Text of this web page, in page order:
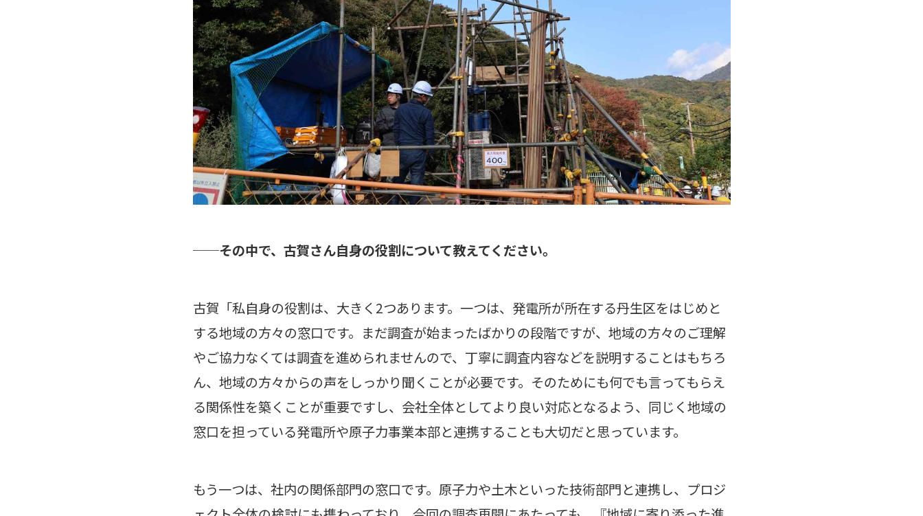
──その中で、古賀さん自身の役割について教えてください。
古賀「私自身の役割は、大きく2つあります。一つは、発電所が所在する丹生区をはじめと
する地域の方々の窓口です。まだ調査が始まったばかりの段階ですが、地域の方々のご理解
やご協力なくては調査を進められませんので、丁寧に調査内容などを説明することはもちろ
ん、地域の方々からの声をしっかり聞くことが必要です。そのためにも何でも言ってもらえ
る関係性を築くことが重要ですし、会社全体としてより良い対応となるよう、同じく地域の
窓口を担っている発電所や原子力事業本部と連携することも大切だと思っています。
もう一つは、社内の関係部門の窓口です。原子力や土木といった技術部門と連携し、プロジ